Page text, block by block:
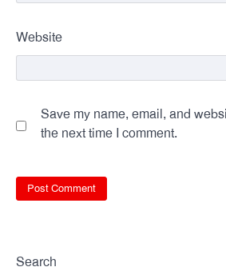
Website
Save my name, email, and
the next time I comment.
Search